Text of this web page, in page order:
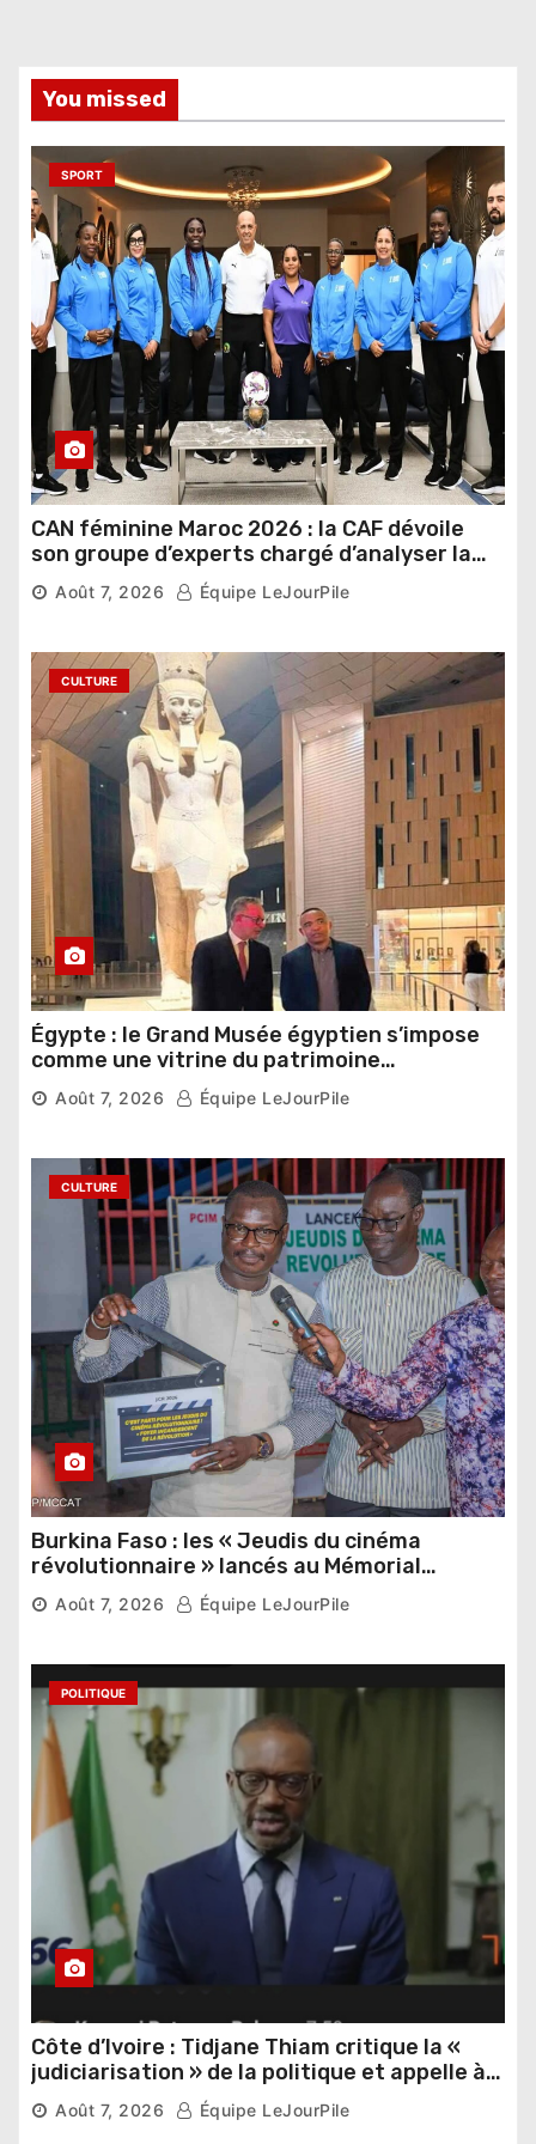
You missed
SPORT
CAN féminine Maroc 2026 : la CAF dévoile
son groupe d’experts chargé d’analyser la
compétition
Août 7, 2026 Équipe LeJourPile
CULTURE
Égypte : le Grand Musée égyptien s’impose
comme une vitrine du patrimoine
pharaonique auprès des dirigeants
étrangers
Août 7, 2026 Équipe LeJourPile
CULTURE
Burkina Faso : les « Jeudis du cinéma
révolutionnaire » lancés au Mémorial
Thomas Sankara
Août 7, 2026 Équipe LeJourPile
POLITIQUE
Côte d’Ivoire : Tidjane Thiam critique la «
judiciarisation » de la politique et appelle à
poursuivre l’apaisement
Août 7, 2026 Équipe LeJourPile